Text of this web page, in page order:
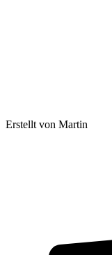
Erstellt von Martin